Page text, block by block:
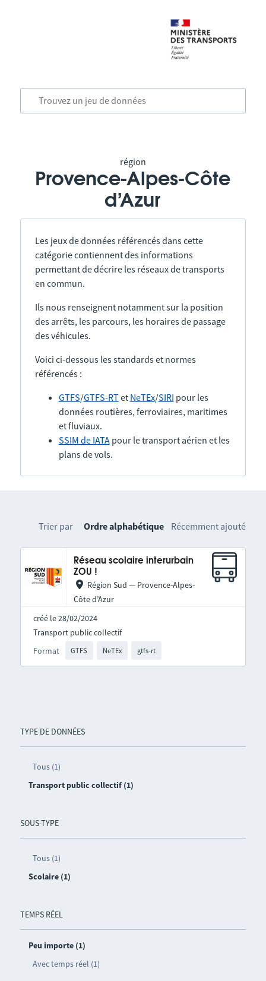
région
Provence-Alpes-Côte
d’Azur
Les jeux de données référencés dans cette
catégorie contiennent des informations
permettant de décrire les réseaux de transports
en commun.
Ils nous renseignent notamment sur la position
des arrêts, les parcours, les horaires de passage
des véhicules.
Voici ci-dessous les standards et normes
référencés :
GTFS/GTFS-RTet NeTEx/SIRI pour les
données routières, ferroviaires, maritimes
et fluviaux.
SSIM de IATApour le transport aérien et les
plans de vols.
TYPE DE DONNÉES
Tous (1)
Transport public collectif (1)
SOUS-TYPE
Tous (1)
Scolaire (1)
TEMPS RÉEL
Peu importe (1)
Avec temps réel (1)
Trier par Ordre alphabétique Récemment ajouté
Réseau scolaire interurbain
ZOU !
Région Sud — Provence-Alpes-
Côte d’Azur
créé le 28/02/2024
Format GTFS NeTEx gtfs-rt
Transport public collectif